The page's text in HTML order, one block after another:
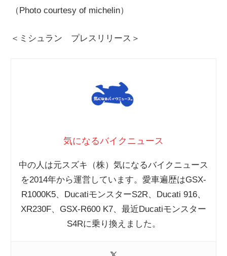
（Photo courtesy of michelin）
＜ミシュラン プレスリリース＞
気になるバイクニュース
中の人は元スズキ（株）気になるバイクニュース
を2014年から運営しています。愛車遍歴はGSX-
R1000K5、DucatiモンスターS2R、Ducati 916、
XR230F、GSX-R600 K7、最近Ducatiモンスター
S4Rに乗り換えました。